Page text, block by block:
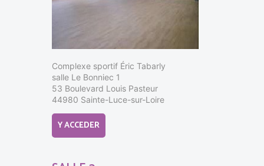
Complexe sportif Éric Tabarly
salle Le Bonniec 1
53 Boulevard Louis Pasteur
44980 Sainte-Luce-sur-Loire
Y ACCEDER